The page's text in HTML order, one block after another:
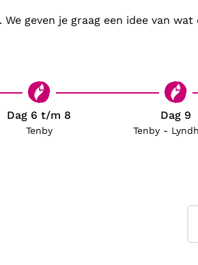
tussen Londen en
niet te genieten van een
geven je graag een idee van wat
Dag 6 t/m 8
Tenby
Dag 9
Tenby -